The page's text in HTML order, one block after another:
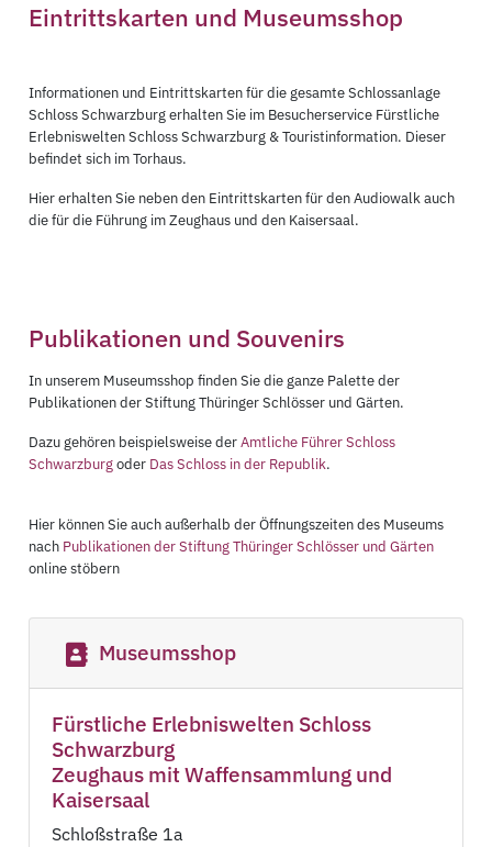
Eintrittskarten und Museumsshop
Informationen und Eintrittskarten für die gesamte Schlossanlage
Schloss Schwarzburg erhalten Sie im Besucherservice Fürstliche
Erlebniswelten Schloss Schwarzburg & Touristinformation. Dieser
befindet sich im Torhaus.
Hier erhalten Sie neben den Eintrittskarten für den Audiowalk auch
die für die Führung im Zeughaus und den Kaisersaal.
Publikationen und Souvenirs
In unserem Museumsshop finden Sie die ganze Palette der
Publikationen der Stiftung Thüringer Schlösser und Gärten.
Dazu gehören beispielsweise derAmtliche Führer Schloss
Schwarzburgoder Das Schloss in der Republik.
Hier können Sie auch außerhalb der Öffnungszeiten des Museums
nach Publikationen der Stiftung Thüringer Schlösser und Gärten
online stöbern
Museumsshop
Fürstliche Erlebniswelten Schloss
Schwarzburg
Zeughaus mit Waffensammlung und
Kaisersaal
Schloßstraße 1a